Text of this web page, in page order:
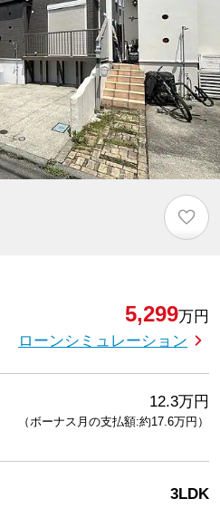
♡
5,299万円
ローンシミュレーション
12.3万円
（ボーナス月の支払額:約17.6万円 ）
3LDK